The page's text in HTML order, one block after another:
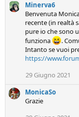
a
Minerva6
Benvenuta
recente (in realtà
pure io che sono
funziona
.
Intanto se vuoi
https://
29 Giugno 2021
MonicaSo
Grazie